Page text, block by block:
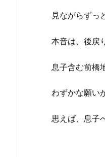
見ながらずっ
本音は、後戻
息子含む前橋
わずかな願い
思えば、息子